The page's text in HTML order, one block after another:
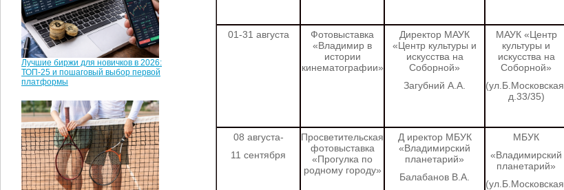
Лучшие биржи для новичков в 2026:
ТОП-25 и пошаговый выбор первой
платформы
01-31 августа
Фотовыставка
«Владимир в
истории
кинематографии»
Директор МАУК
«Центр культуры и
искусства на
Соборной»
Загубний А.А.
МАУК «Центр
культуры и
искусства на
Соборной»
(ул.Б.Московская,
д.33/35)
08 августа-
11 сентября
Просветительская
фотовыставка
«Прогулка по
родному городу»
Д иректор МБУК
«Владимирский
планетарий»
Балабанов В.А.
МБУК
«Владимирский
планетарий»
(ул.Б.Московская,